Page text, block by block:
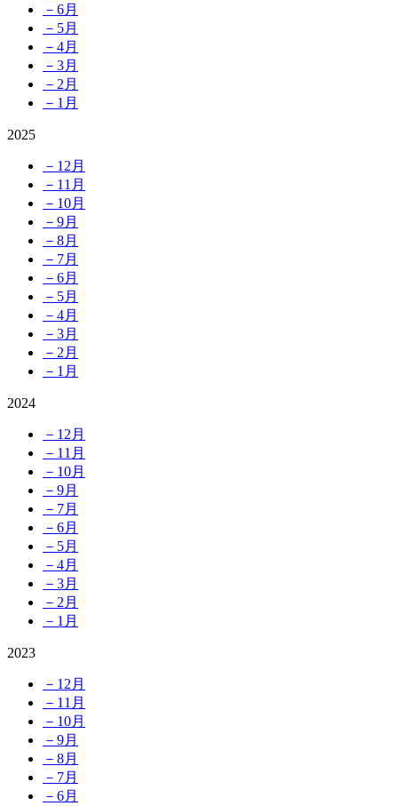
－6月
－5月
－4月
－3月
－2月
－1月
2025
－12月
－11月
－10月
－9月
－8月
－7月
－6月
－5月
－4月
－3月
－2月
－1月
2024
－12月
－11月
－10月
－9月
－7月
－6月
－5月
－4月
－3月
－2月
－1月
2023
－12月
－11月
－10月
－9月
－8月
－7月
－6月